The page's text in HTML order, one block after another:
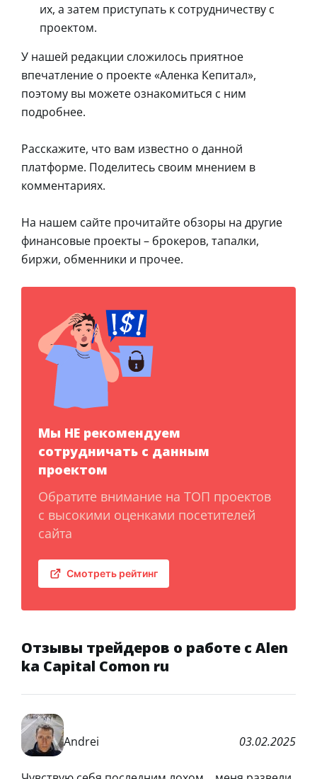
их, а затем приступать к сотрудничеству с
проектом.
У нашей редакции сложилось приятное
впечатление о проекте «Аленка Кепитал»,
поэтому вы можете ознакомиться с ним
подробнее.
Расскажите, что вам известно о данной
платформе. Поделитесь своим мнением в
комментариях.
На нашем сайте прочитайте обзоры на другие
финансовые проекты – брокеров, тапалки,
биржи, обменники и прочее.
Мы НЕ рекомендуем
сотрудничать с данным
проектом
Обратите внимание на ТОП проектов
с высокими оценками посетителей
сайта
Смотреть рейтинг
Отзывы трейдеров о работе с Alen
ka Capital Comon ru
Andrei 03.02.2025